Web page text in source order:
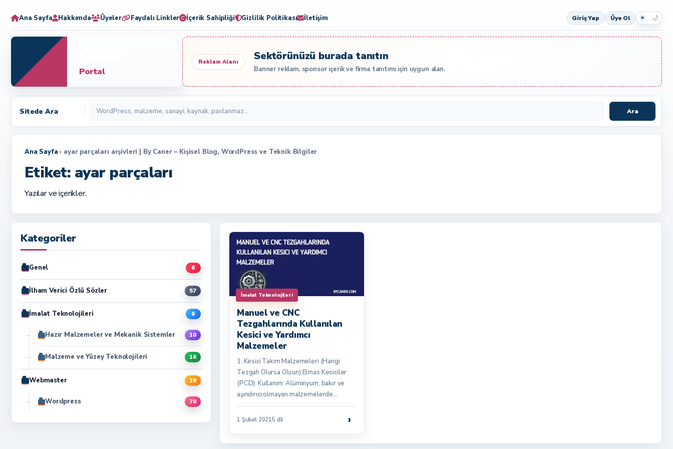
Ana Sayfa Hakkımda Üyeler Faydalı Linkler İçerik Sahipliği Gizlilik Politikası İletişim Giriş Yap Üye Ol ☀ 🌙
Portal
Reklam Alanı Sektörünüzü burada tanıtın
Banner reklam, sponsor içerik ve firma tanıtımı için uygun alan.
Sitede Ara Ara
Ana Sayfa › ayar parçaları arşivleri | By Caner – Kişisel Blog, WordPress ve Teknik Bilgiler
Etiket: ayar parçaları
Yazılar ve içerikler.
Kategoriler
Genel 6
İlham Verici Özlü Sözler 57
İmalat Teknolojileri 6
Hazır Malzemeler ve Mekanik Sistemler 10
Malzeme ve Yüzey Teknolojileri 16
Webmaster 26
Wordpress 70
İmalat Teknolojileri
Manuel ve CNC
Tezgahlarında Kullanılan
Kesici ve Yardımcı
Malzemeler
1. Kesici Takım Malzemeleri (Hangi
Tezgah Olursa Olsun) Elmas Kesiciler
(PCD): Kullanım: Alüminyum, bakır ve
aşındırıcı olmayan malzemelerde…
1 Şubat 20215 dk ›